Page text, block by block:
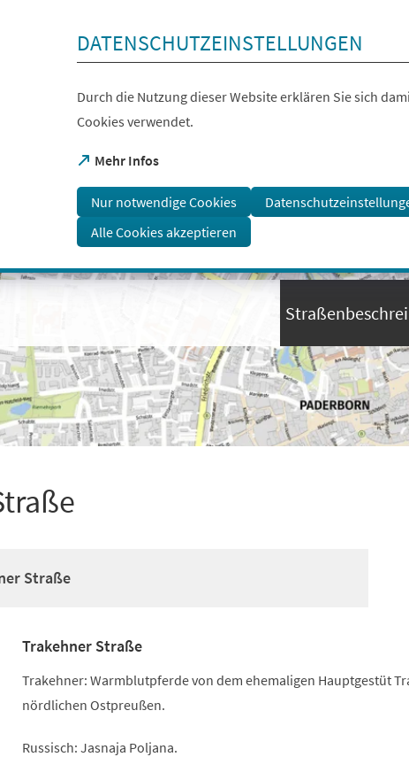
DATENSCHUTZEINSTELLUNGEN
Durch die Nutzung dieser Website erklären Sie sich
Cookies verwendet.
Mehr Infos
(Öffnet
einem
neuen
Tab)
Nur notwendige Cookies
Alle Cookies akzeptieren
Straße
Trakehner Straße
Trakehner: Warmblutpferde von dem ehemaligen Hauptgestüt
nördlichen Ostpreußen.
Russisch: Jasnaja Poljana.